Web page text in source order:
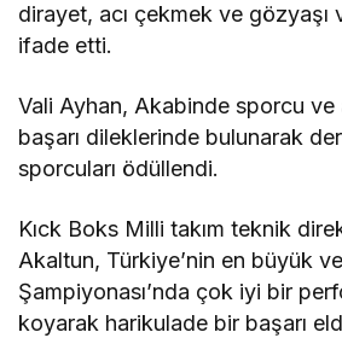
dirayet, acı çekmek ve gözyaşı
ifade etti.
Vali Ayhan, Akabinde sporcu ve
başarı dileklerinde bulunarak
sporcuları ödüllendi.
Kıck Boks Milli takım teknik
Akaltun, Türkiye’nin en büyük
Şampiyonası’nda çok iyi bir
koyarak harikulade bir başarı